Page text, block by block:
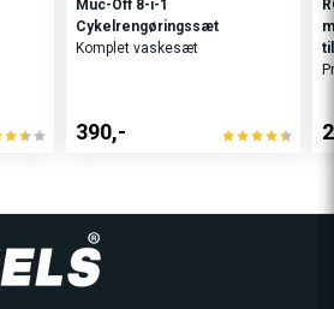
Muc-Off 8-i-1
Cykelrengøringssæt
Komplet vaskesæt
390,-